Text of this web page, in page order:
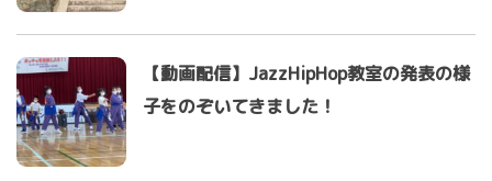
【動画配信】JazzHipHop教室の発表の様
子をのぞいてきました！